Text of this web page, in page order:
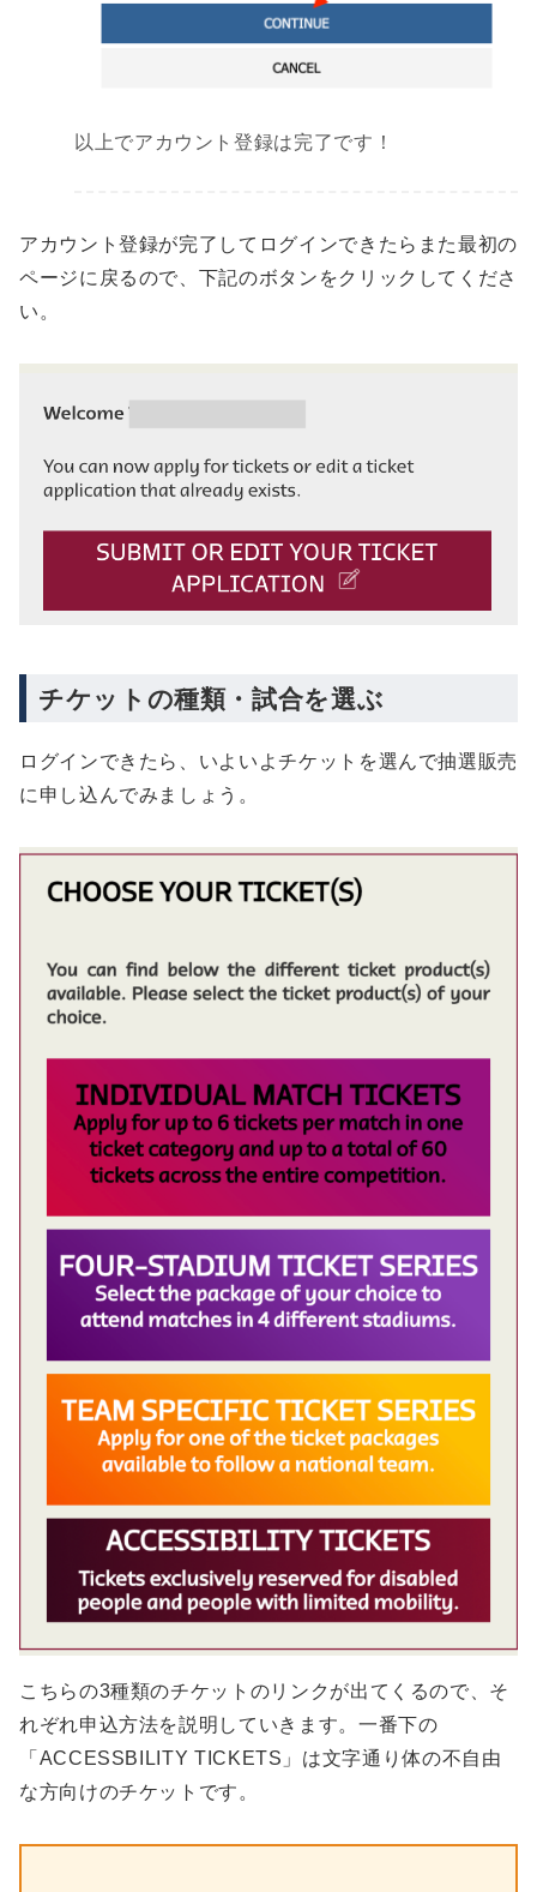
以上でアカウント登録は完了です！
アカウント登録が完了してログインできたらまた最初の
ページに戻るので、下記のボタンをクリックしてくださ
い。
チケットの種類・試合を選ぶ
ログインできたら、いよいよチケットを選んで抽選販売
に申し込んでみましょう。
こちらの3種類のチケットのリンクが出てくるので、そ
れぞれ申込方法を説明していきます。一番下の
「ACCESSBILITY TICKETS」は文字通り体の不自由
な方向けのチケットです。